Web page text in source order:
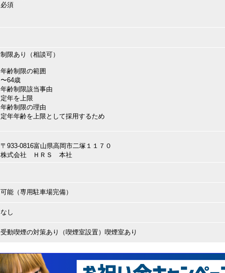
必須
制限あり（相談可）
年齢制限の範囲
〜64歳
年齢制限該当事由
定年を上限
年齢制限の理由
定年年齢を上限として採用するため
〒933-0816富山県高岡市二塚１１７０
株式会社 ＨＲＳ 本社
可能（専用駐車場完備）
なし
受動喫煙の対策あり（喫煙室設置）喫煙室あり